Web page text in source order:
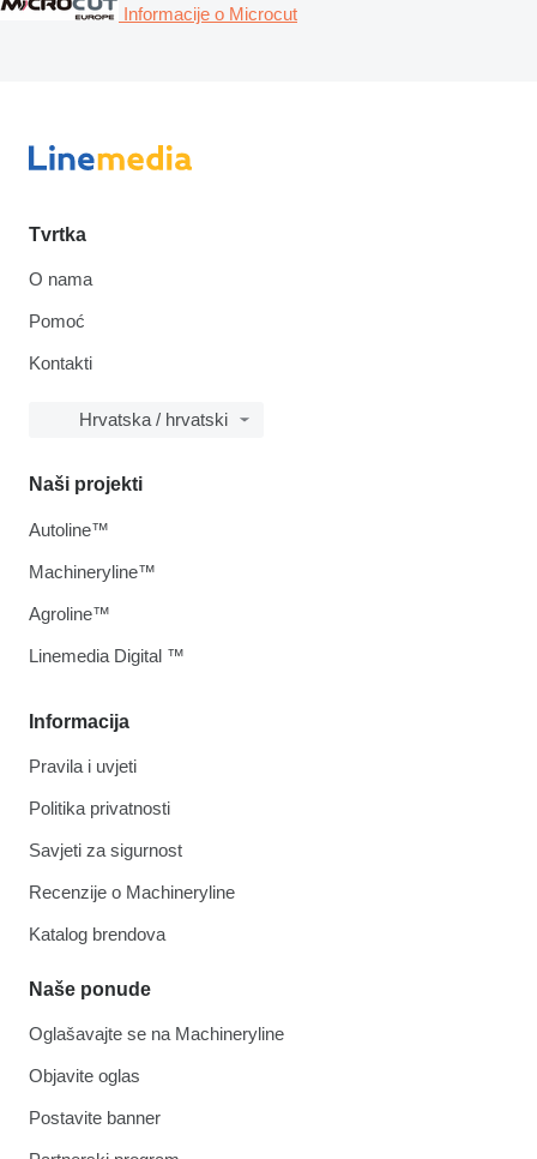
Informacije o Microcut
Tvrtka
O nama
Pomoć
Kontakti
Hrvatska / hrvatski
Informacija
Pravila i uvjeti
Politika privatnosti
Savjeti za sigurnost
Recenzije o Machineryline
Katalog brendova
Naše ponude
Oglašavajte se na Machineryline
Objavite oglas
Postavite banner
Naši projekti
Autoline™
Machineryline™
Agroline™
Linemedia Digital ™